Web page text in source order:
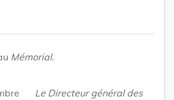
Mémorial.
Le Directeur général des